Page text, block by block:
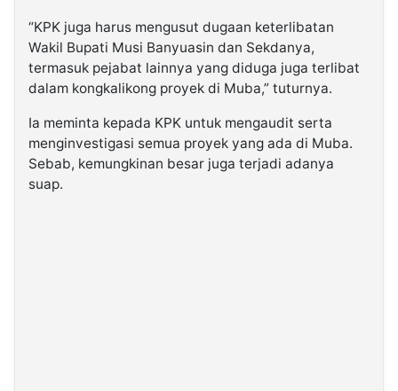
“KPK juga harus mengusut dugaan keterlibatan
Wakil Bupati Musi Banyuasin dan Sekdanya,
termasuk pejabat lainnya yang diduga juga terlibat
dalam kongkalikong proyek di Muba,” tuturnya.
Ia meminta kepada KPK untuk mengaudit serta
menginvestigasi semua proyek yang ada di Muba.
Sebab, kemungkinan besar juga terjadi adanya
suap.